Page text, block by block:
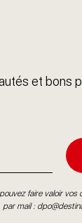
et bons
faire valoir
par mail :